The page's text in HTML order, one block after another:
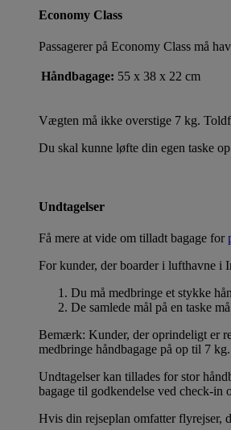
Economy Class
Passagerer på Economy Class må
Håndbagage: 55 x 38 x 22 cm
Vægten må ikke overstige 7 kg.
Du skal kunne løfte din egen taske
Undtagelser
Få mere at vide om tilladt bagage for
For kunder, der boarder i lufthavne i
Du må medbringe et stykke
De samlede mål på en taske
Bemærk: Kunder, der oprindeligt er
medbringe håndbagage på op til 7 kg.
Undtagelser kan tillades for stor
bagage til godkendelse ved check-in
Hvis din rejseplan omfatter flyrejser,